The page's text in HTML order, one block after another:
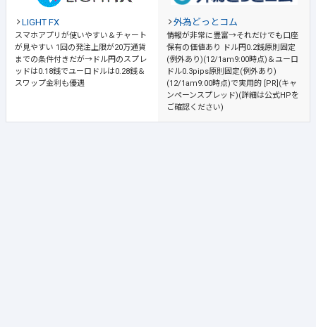
LIGHT FX
スマホアプリが使いやすい＆チャート
が見やすい 1回の発注上限が20万通貨
までの条件付きだが→ドル円のスプレ
ッドは0.18銭でユーロドルは0.28銭＆
スワップ金利も優遇
外為どっとコム
情報が非常に豊富→それだけでも口座
保有の価値あり
ドル円0.2銭原則固定
(例外あり)(12/1am9:00時点)＆ユーロ
ドル0.3pips原則固定(例外あり)
(12/1am9:00時点)で実用的 [PR](キャ
ンペーンスプレッド)(詳細は公式HPを
ご確認ください)